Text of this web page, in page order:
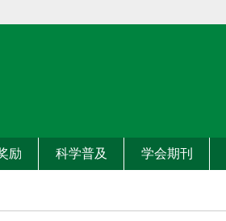
励 科学普及 学会期刊